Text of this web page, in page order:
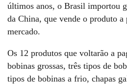
últimos anos, o Brasil importou
da China, que vende o produto a
mercado.
Os 12 produtos que voltarão a
bobinas grossas, três tipos de
tipos de bobinas a frio, chapas